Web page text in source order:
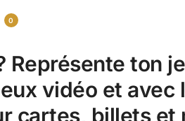
0
ton
vidéo et avec
cartes, billets et